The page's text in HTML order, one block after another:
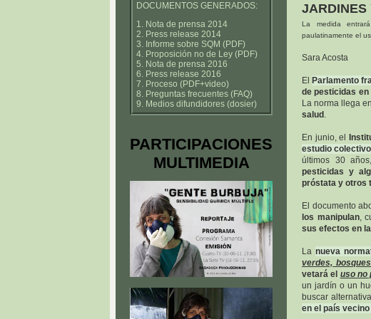
JARDINES
La medida
paulatinamente el
Sara Acosta
El Parlamento
de pesticidas
La norma llega
salud .
En junio, el
estudio colectivo
últimos 30
pesticidas y
próstata y otros
El documento
los manipulan,
sus efectos en
La nueva
verdes,
vetará el uso no
un jardín o un
buscar
en el país
DOCUMENTOS GENERADOS:
1. Nota de prensa 2014
2. Press release 2014
3. Informe sobre SQM (PDF)
4. Proposición no de Ley (PDF)
5. Nota de prensa 2016
6. Press release 2016
7. Proceso (PDF+video)
8. Preguntas frecuentes (FAQ)
9. Medios difundidores (dosier)
PARTICIPACIONES
MULTIMEDIA